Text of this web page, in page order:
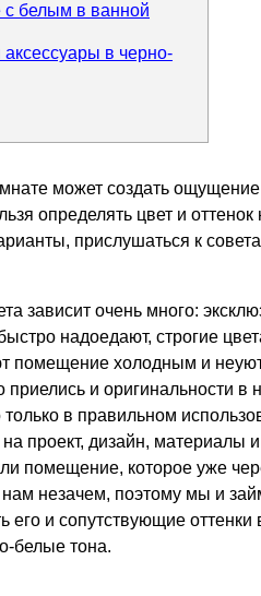
с белым в ванной
в черно-
может создать
определять цвет и
прислушаться к
зависит очень много:
надоедают, строгие
помещение холодным и
приелись и оригинальности
в правильном
проект, дизайн, материалы
помещение, которое уже
незачем, поэтому мы и
его и сопутствующие
белые тона.